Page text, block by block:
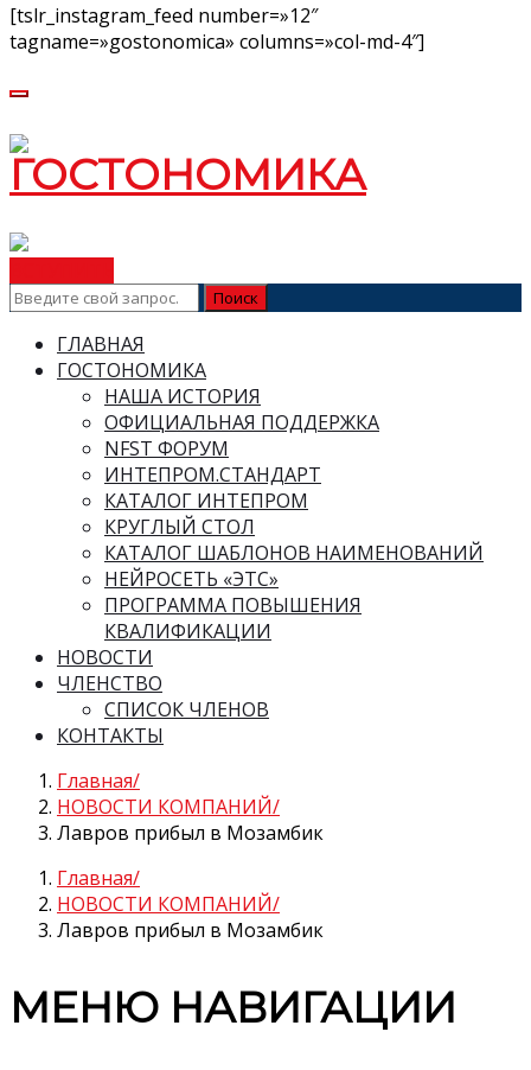
[tslr_instagram_feed number=»12″
tagname=»gostonomica» columns=»col-md-4″]
ГЛАВНАЯ
ГОСТОНОМИКА
НАША ИСТОРИЯ
ОФИЦИАЛЬНАЯ ПОДДЕРЖКА
NFST ФОРУМ
ИНТЕПРОМ.СТАНДАРТ
КАТАЛОГ ИНТЕПРОМ
КРУГЛЫЙ СТОЛ
КАТАЛОГ ШАБЛОНОВ НАИМЕНОВАНИЙ
НЕЙРОСЕТЬ «ЭТС»
ПРОГРАММА ПОВЫШЕНИЯ
КВАЛИФИКАЦИИ
НОВОСТИ
ЧЛЕНСТВО
СПИСОК ЧЛЕНОВ
КОНТАКТЫ
Главная
НОВОСТИ КОМПАНИЙ
Лавров прибыл в Мозамбик
Главная
НОВОСТИ КОМПАНИЙ
Лавров прибыл в Мозамбик
МЕНЮ НАВИГАЦИИ